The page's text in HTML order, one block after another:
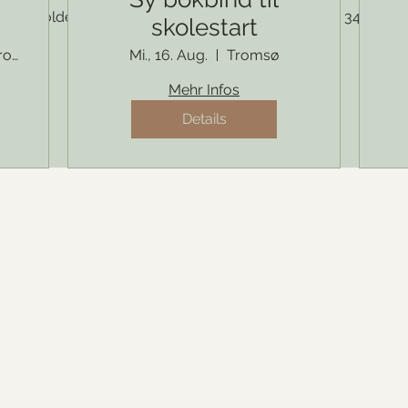
holder til ved SevenDesignAtelier i Strandgata 34 midt
Tromsø
skolestart
Mi., 16. Aug.
Tromsø
Mehr Infos
Details